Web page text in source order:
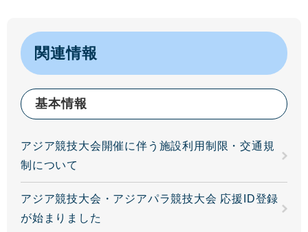
関連情報
基本情報
アジア競技大会開催に伴う施設利用制限・交通規
制について
アジア競技大会・アジアパラ競技大会 応援ID登録
が始まりました